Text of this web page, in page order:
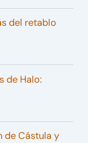
del retablo
de Halo:
de Cástula y